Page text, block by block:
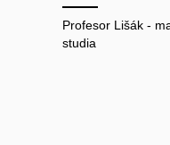
Profesor Lišák -
studia